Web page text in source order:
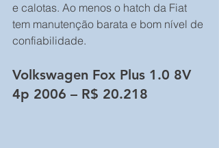
e calotas. Ao menos o hatch da Fiat
tem manutenção barata e bom nível de
confiabilidade.
Volkswagen Fox Plus 1.0 8V
4p 2006 – R$ 20.218